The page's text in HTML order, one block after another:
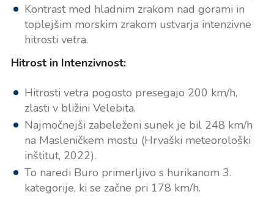
Kontrast med hladnim zrakom nad gorami in
toplejšim morskim zrakom ustvarja intenzivne
hitrosti vetra.
Hitrost in Intenzivnost:
Hitrosti vetra pogosto presegajo 200 km/h,
zlasti v bližini Velebita.
Najmočnejši zabeleženi sunek je bil 248 km/h
na Masleničkem mostu (Hrvaški meteorološki
inštitut, 2022).
To naredi Buro primerljivo s hurikanom 3.
kategorije, ki se začne pri 178 km/h.